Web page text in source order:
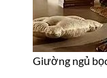
Giường ngủ